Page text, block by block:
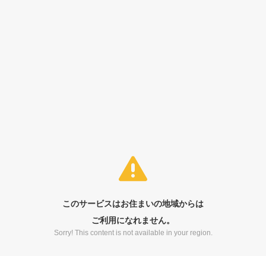
このサービスはお住まいの地域からは
ご利用になれません。
Sorry! This content is not available in your region.